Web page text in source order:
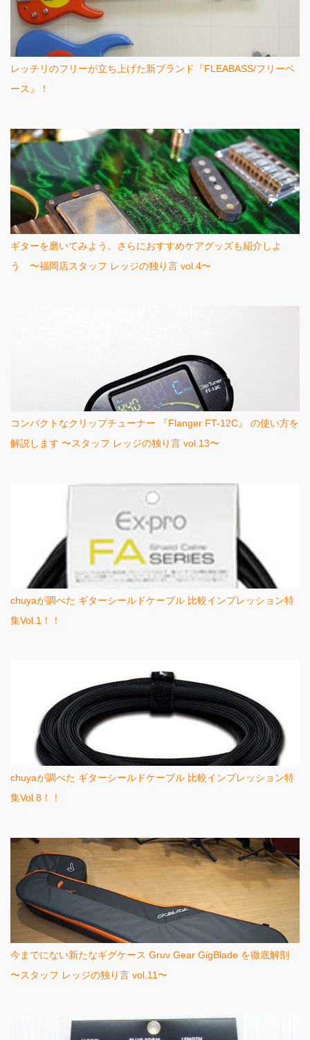
レッチリのフリーが立ち上げた新ブランド『FLEABASS/フリーベ
ース』！
ギターを磨いてみよう。さらにおすすめケアグッズも紹介しよ
う 〜福岡店スタッフ レッジの独り言 vol.4〜
コンパクトなクリップチューナー 『Flanger FT-12C』 の使い方を
解説します 〜スタッフ レッジの独り言 vol.13〜
chuyaが調べた ギターシールドケーブル 比較インプレッション特
集Vol.1！！
chuyaが調べた ギターシールドケーブル 比較インプレッション特
集Vol.8！！
今までにない新たなギグケース Gruv Gear GigBlade を徹底解剖
〜スタッフ レッジの独り言 vol.11〜